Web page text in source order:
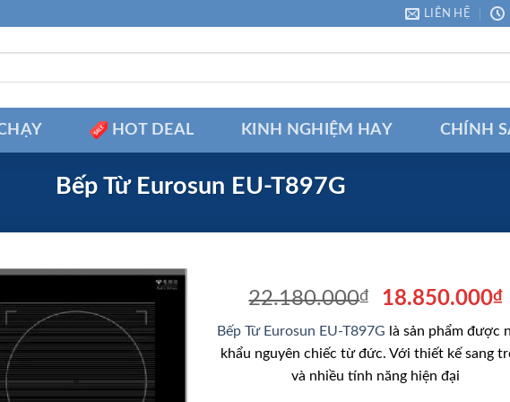
LIÊN HỆ
HOT DEAL KINH NGHIỆM HAY CHÍNH
Bếp Từ Eurosun EU-T897G
22.180.000₫
Giá
là:
22.180.000₫.
18.850.000₫
Bếp Từ Eurosun EU-T897G là sản phẩm được
khẩu nguyên chiếc từ đức. Với thiết kế sang
và nhiều tính năng hiện đại